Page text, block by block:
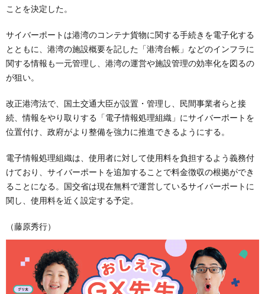
ことを決定した。
サイバーポートは港湾のコンテナ貨物に関する手続きを電子化する
とともに、港湾の施設概要を記した「港湾台帳」などのインフラに
関する情報も一元管理し、港湾の運営や施設管理の効率化を図るの
が狙い。
改正港湾法で、国土交通大臣が設置・管理し、民間事業者らと接
続、情報をやり取りする「電子情報処理組織」にサイバーポートを
位置付け、政府がより整備を強力に推進できるようにする。
電子情報処理組織は、使用者に対して使用料を負担するよう義務付
けており、サイバーポートを追加することで料金徴収の根拠ができ
ることになる。国交省は現在無料で運営しているサイバーポートに
関し、使用料を近く設定する予定。
（藤原秀行）